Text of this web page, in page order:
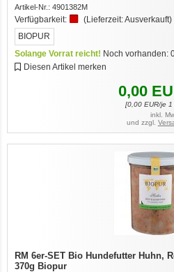
Artikel-Nr.: 4901382M
Verfügbarkeit: (Lieferzeit:Ausverkauft)
BIOPUR
Solange Vorrat reicht! Noch vorhanden:
Diesen Artikel merken
0,00
[0,00EUR/je 1
inkl.
und zzgl.
RM 6er-SET Bio Hundefutter Huhn,
370g Biopur